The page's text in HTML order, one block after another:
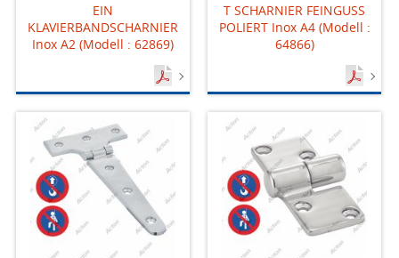
EIN
KLAVIERBANDSCHARNIER
Inox A2 (Modell : 62869)
T SCHARNIER FEINGUSS
POLIERT Inox A4 (Modell :
64866)